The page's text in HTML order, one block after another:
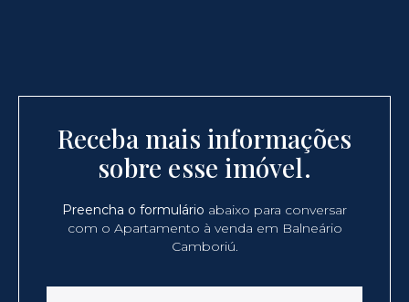
Receba mais informações
sobre esse imóvel.
Preencha o formulário abaixo para conversar
com o Apartamento à venda em Balneário
Camboriú.